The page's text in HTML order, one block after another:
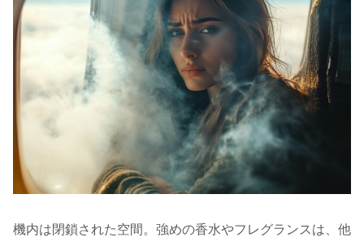
機内は閉鎖された空間。強めの香水やフレグランスは、他